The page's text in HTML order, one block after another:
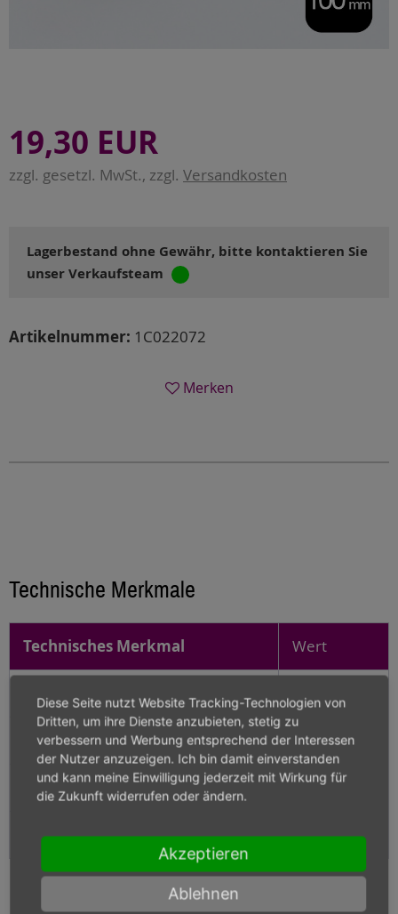
19,30 EUR
zzgl. gesetzl. MwSt., zzgl. Versandkosten
Lagerbestand ohne Gewähr, bitte kontaktieren Sie
unser Verkaufsteam
Artikelnummer: 1C022072
Merken
Technische Merkmale
Technisches Merkmal Wert
Breite 7,2
Hartmetallsorte K-40UF
Höhe 2,2
Länge 100
Diese Seite nutzt Website Tracking-Technologien von
Dritten, um ihre Dienste anzubieten, stetig zu
verbessern und Werbung entsprechend der Interessen
der Nutzer anzuzeigen. Ich bin damit einverstanden
und kann meine Einwilligung jederzeit mit Wirkung für
die Zukunft widerrufen oder ändern.
Akzeptieren
Ablehnen